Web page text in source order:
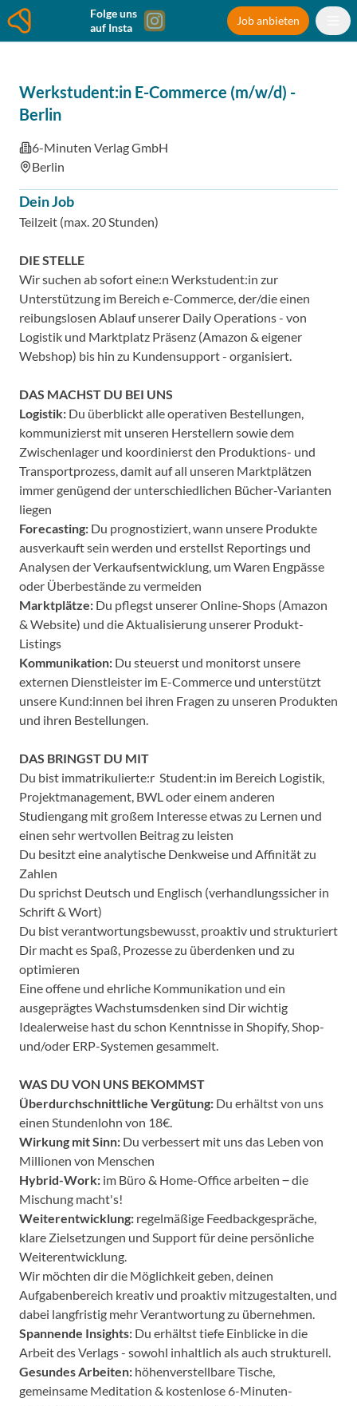
Folge uns
auf Insta
Job anbieten
Werkstudent:in E-Commerce (m/w/d) -
Berlin
6-Minuten Verlag GmbH
Berlin
Dein Job
Teilzeit (max. 20 Stunden)
DIE STELLE
Wir suchen ab sofort eine:n Werkstudent:in zur
Unterstützung im Bereich e-Commerce, der/die einen
reibungslosen Ablauf unserer Daily Operations - von
Logistik und Marktplatz Präsenz (Amazon & eigener
Webshop) bis hin zu Kundensupport - organisiert.
DAS MACHST DU BEI UNS
Logistik: Du überblickt alle operativen Bestellungen,
kommunizierst mit unseren Herstellern sowie dem
Zwischenlager und koordinierst den Produktions- und
Transportprozess, damit auf all unseren Marktplätzen
immer genügend der unterschiedlichen Bücher-Varianten
liegen
Forecasting: Du prognostiziert, wann unsere Produkte
ausverkauft sein werden und erstellst Reportings und
Analysen der Verkaufsentwicklung, um Waren Engpässe
oder Überbestände zu vermeiden
Marktplätze: Du pflegst unserer Online-Shops (Amazon
& Website) und die Aktualisierung unserer Produkt-
Listings
Kommunikation: Du steuerst und monitorst unsere
externen Dienstleister im E-Commerce und unterstützt
unsere Kund:innen bei ihren Fragen zu unseren Produkten
und ihren Bestellungen.
DAS BRINGST DU MIT
Du bist immatrikulierte:r Student:in im Bereich Logistik,
Projektmanagement, BWL oder einem anderen
Studiengang mit großem Interesse etwas zu Lernen und
einen sehr wertvollen Beitrag zu leisten
Du besitzt eine analytische Denkweise und Affinität zu
Zahlen
Du sprichst Deutsch und Englisch (verhandlungssicher in
Schrift & Wort)
Du bist verantwortungsbewusst, proaktiv und strukturiert
Dir macht es Spaß, Prozesse zu überdenken und zu
optimieren
Eine offene und ehrliche Kommunikation und ein
ausgeprägtes Wachstumsdenken sind Dir wichtig
Idealerweise hast du schon Kenntnisse in Shopify, Shop-
und/oder ERP-Systemen gesammelt.
WAS DU VON UNS BEKOMMST
Überdurchschnittliche Vergütung: Du erhältst von uns
einen Stundenlohn von 18€.
Wirkung mit Sinn: Du verbessert mit uns das Leben von
Millionen von Menschen
Hybrid-Work: im Büro & Home-Office arbeiten ‒ die
Mischung macht's!
Weiterentwicklung: regelmäßige Feedbackgespräche,
klare Zielsetzungen und Support für deine persönliche
Weiterentwicklung.
Wir möchten dir die Möglichkeit geben, deinen
Aufgabenbereich kreativ und proaktiv mitzugestalten, und
dabei langfristig mehr Verantwortung zu übernehmen.
Spannende Insights: Du erhältst tiefe Einblicke in die
Arbeit des Verlags - sowohl inhaltlich als auch strukturell.
Gesundes Arbeiten: höhenverstellbare Tische,
gemeinsame Meditation & kostenlose 6-Minuten-